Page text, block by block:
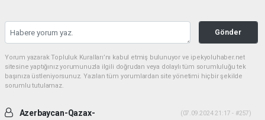
Gönder
Yorum yazarak Topluluk Kuralları’nı kabul etmiş bulunuyor ve ipekyoluhaber.net
sitesine yaptığınız yorumunuzla ilgili doğrudan veya dolaylı tüm sorumluluğu tek
başınıza üstleniyorsunuz. Yazılan tüm yorumlardan site yönetimi hiçbir şekilde
sorumlu tutulamaz.
Azerbaycan-Qazax-
(07.09.2024 21:17 - #257)